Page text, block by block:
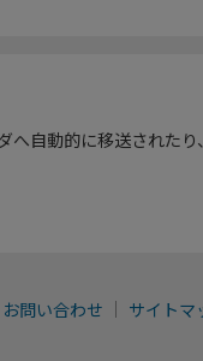
自動的に移送されたり
お問い合わせ サイトマ